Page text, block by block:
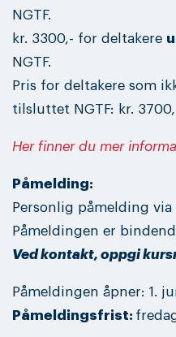
NGTF.
kr. 3300,- for deltakere
NGTF.
Pris for deltakere som
tilsluttet NGTF: kr. 3700,
Her finner du mer
Påmelding:
Personlig påmelding via
Påmeldingen er
Ved kontakt, oppgi
Påmeldingen åpner: 1.
Påmeldingsfrist: